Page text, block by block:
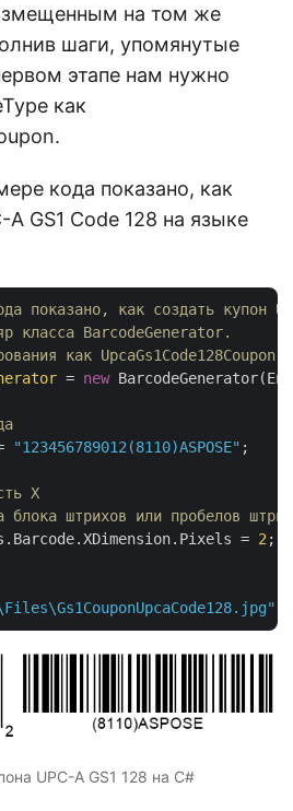
на том же
шаги, упомянутые
этапе нам нужно
как
кода показано, как
A GS1 Code 128 на языке
показано, как создать купон
класса BarcodeGenerator.
как UpcaGs1Code128Coupon.
= new
"123456789012(8110)ASPOSE" ;
X
блока штрихов или пробелов
= 2 ;
UPC-A GS1 128 на C#